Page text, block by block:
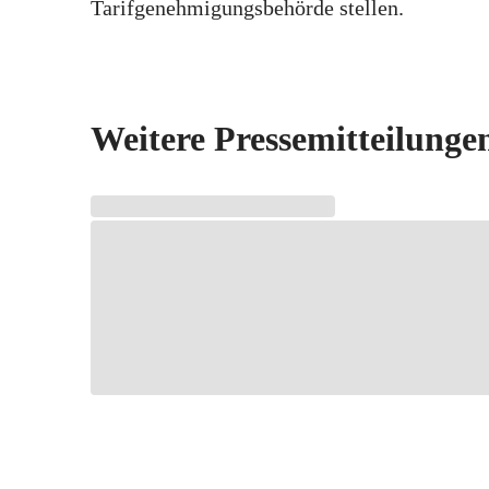
Tarifgenehmigungsbehörde stellen.
Weitere